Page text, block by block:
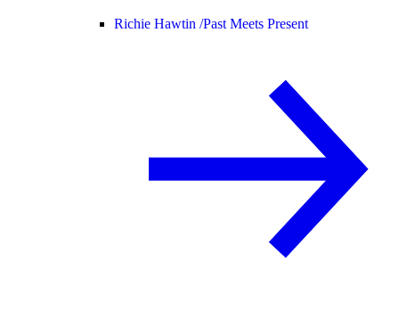
Richie Hawtin /Past Meets Present